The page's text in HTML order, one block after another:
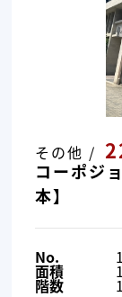
その他 /
コーポジ
本】
No.
面積
階数